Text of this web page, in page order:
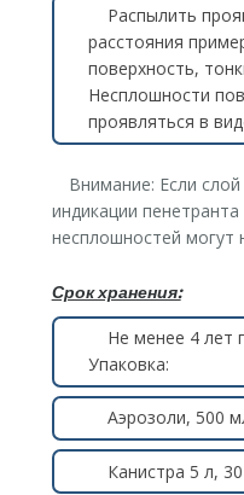
Распылить
расстояния
поверхность,
Несплошности
проявляться в
Внимание: Если
индикации
несплошностей могут
Срок хранения:
Не менее 4 лет
Упаковка:
Аэрозоли, 500
Канистра 5 л,